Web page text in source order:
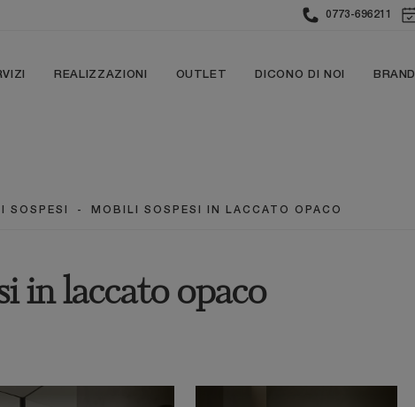
0773-696211
REALIZZAZIONI OUTLET DICONO DI NOI BRAND
SOSPESI - MOBILI SOSPESI IN LACCATO OPACO
in laccato opaco